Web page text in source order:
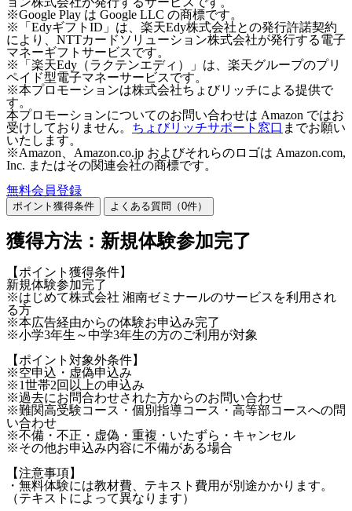
※Google Play は Google LLC の商標です。
※「EdyギフトID」は、楽天Edy株式会社との発行許諾契約
により、NTTカードソリューション株式会社が発行する電子
マネーギフトサービスです。
※「楽天Edy（ラクテンエディ）」は、楽天グループのプリ
ペイド型電子マネーサービスです。
※本プロモーションは株式会社ちょびリッチによる提供で
す。
本プロモーションについてのお問い合わせは Amazon ではお
受けしておりません。 ちょびリッチサポート窓口 までお願い
いたします。
※Amazon、Amazon.co.jp およびそれらのロゴは Amazon.com,
Inc. またはその関連会社の商標です。
無料会員登録
ポイント獲得条件 よくある質問（0件）
獲得方法：新規体験参加完了
【ポイント獲得条件】
新規体験参加完了
※はじめて株式会社 湘南ゼミナールのサービスを利用され
る方
※本広告経由からの体験お申込み完了
※小学3年生～中学3年生の方のご利用が対象
【ポイント対象外条件】
※空申込・虚偽申込み
※1世帯2回以上の申込み
※過去にお問合わせされた方からのお問い合わせ
※難関高受験コース・個別指導コース・高等部コースへの問
い合わせ
※不備・不正・虚偽・重複・いたずら・キャンセル
※その他お申込み内容に不備がある場合
【注意事項】
・無料体験には教材費、テキスト費用が別途かかります。
（テキストによって異なります）